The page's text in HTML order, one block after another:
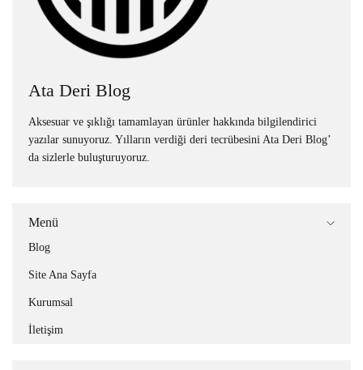
Ata Deri Blog
Aksesuar ve şıklığı tamamlayan ürünler hakkında bilgilendirici
yazılar sunuyoruz. Yılların verdiği deri tecrübesini Ata Deri Blog’
da sizlerle buluşturuyoruz.
Menü
Blog
Site Ana Sayfa
Kurumsal
İletişim